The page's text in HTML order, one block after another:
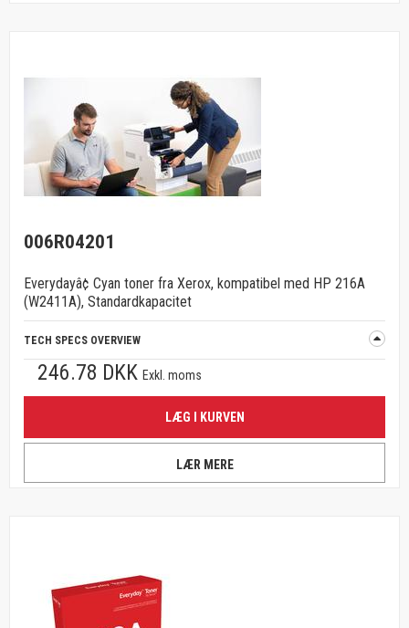
006R04201
Everydayâ¢ Cyan toner fra Xerox, kompatibel med HP 216A
(W2411A), Standardkapacitet
TECH SPECS OVERVIEW
246.78 DKK Exkl. moms
LÆG I KURVEN
LÆR MERE